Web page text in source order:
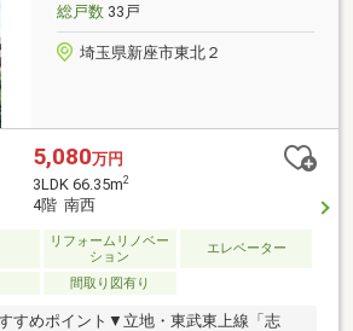
総戸数33戸
埼玉県新座市東北２
5,080万円
3LDK 66.35m2
4階 南西
リフォームリノベー
ション
エレベーター
間取り図有り
すめポイント▼立地・東武東上線「志